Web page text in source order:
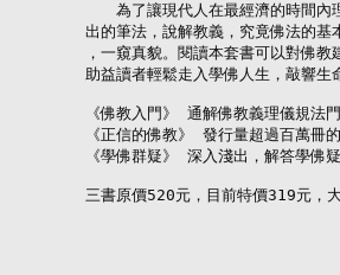
為了讓現代人在最經濟的時間內
出的筆法，說解教義，究竟佛法的基
，一窺真貌。閱讀本套書可以對佛
助益讀者輕鬆走入學佛人生，敲響生
《佛教入門》 通解佛教義理儀規法
《正信的佛教》 發行量超過百萬冊
《學佛群疑》 深入淺出，解答學佛
三書原價520元，目前特價319元，